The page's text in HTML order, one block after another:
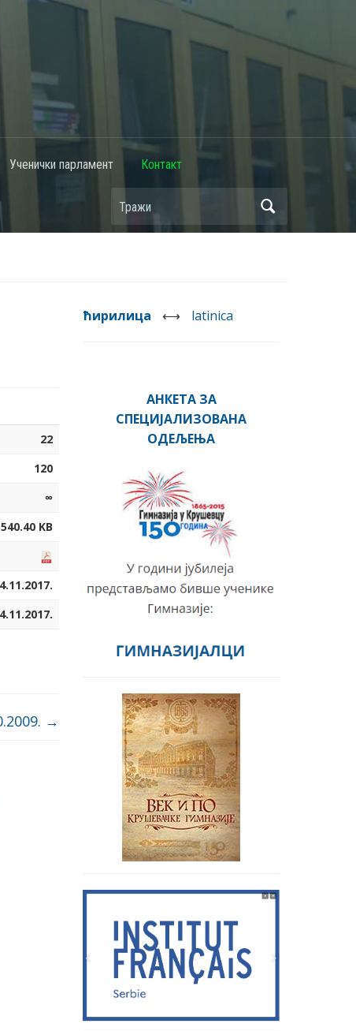
Ученички парламент Контакт
22
120
∞
540.40 KB
→
ћирилица ⟷ latinica
АНКЕТА ЗА
СПЕЦИЈАЛИЗОВАНА
ОДЕЉЕЊА